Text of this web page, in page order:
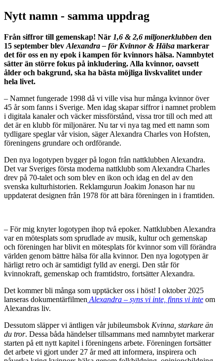
Nytt namn - samma uppdrag
Från siffror till gemenskap! När 1,6 & 2,6 miljonerklubben den
15 september blev Alexandra– för Kvinnor & Hälsa markerar
det för oss en ny epok i kampen för kvinnors hälsa. Namnbytet
sätter än större fokus på inkludering. Alla kvinnor, oavsett
ålder och bakgrund, ska ha bästa möjliga livskvalitet under
hela livet.
– Namnet fungerade 1998 då vi ville visa hur många kvinnor över
45 år som fanns i Sverige. Men idag skapar siffror i namnet problem
i digitala kanaler och väcker missförstånd, vissa tror till och med att
det är en klubb för miljonärer. Nu tar vi nya tag med ett namn som
tydligare speglar vår vision, säger Alexandra Charles von Hofsten,
föreningens grundare och ordförande.
Den nya logotypen bygger på logon från nattklubben Alexandra.
Det var Sveriges första moderna nattklubb som Alexandra Charles
drev på 70-talet och som blev en ikon och idag en del av den
svenska kulturhistorien. Reklamgurun Joakim Jonason har nu
uppdaterat designen från 1978 för att bära föreningen in i framtiden.
– För mig knyter logotypen ihop två epoker. Nattklubben Alexandra
var en mötesplats som sprudlade av musik, kultur och gemenskap
och föreningen har blivit en mötesplats för kvinnor som vill förändra
världen genom bättre hälsa för alla kvinnor. Den nya logotypen är
härligt retro och är samtidigt fylld av energi. Den står för
kvinnokraft, gemenskap och framtidstro, fortsätter Alexandra.
Det kommer bli många som upptäcker oss i höst! I oktober 2025
lanseras dokumentärfilmen Alexandra – syns vi inte, finns vi inte om
Alexandras liv.
Dessutom släpper vi äntligen vår jubileumsbok Kvinna, starkare än
du tror. Dessa båda händelser tillsammans med namnbytet markerar
starten på ett nytt kapitel i föreningens arbete. Föreningen fortsätter
det arbete vi gjort under 27 år med att informera, inspirera och